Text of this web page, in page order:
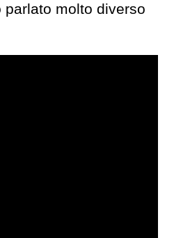
molto diverso